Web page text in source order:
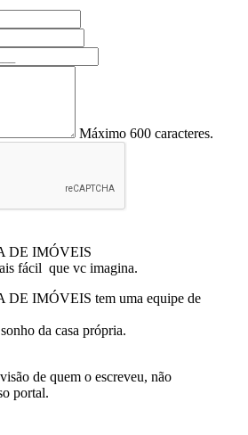
Máximo 600 caracteres.
DE IMÓVEIS
fácil que vc imagina.
IMÓVEIS tem uma equipe de
da casa própria.
de quem o escreveu, não
portal.